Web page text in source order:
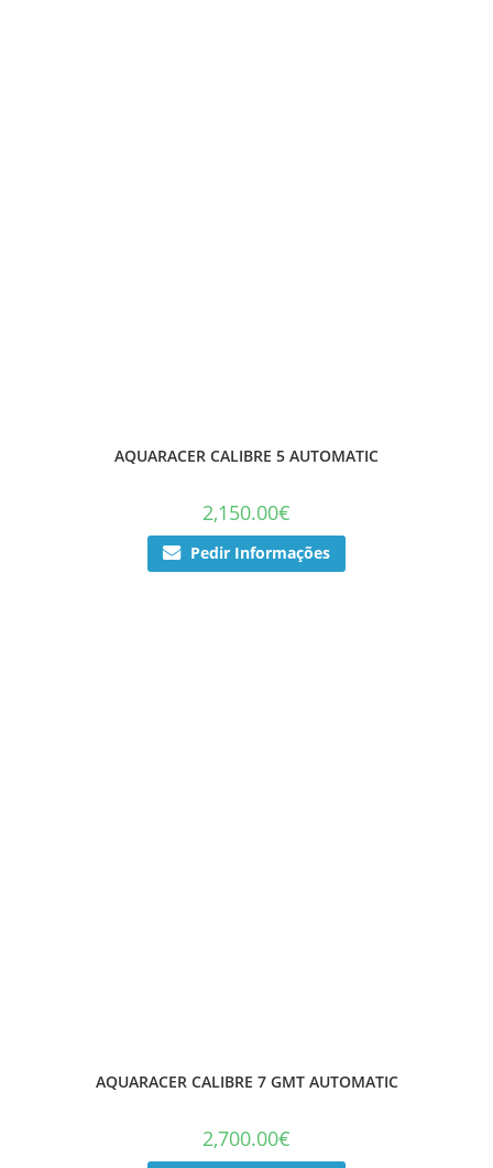
AQUARACER CALIBRE 5 AUTOMATIC
2,150.00€
Pedir Informações
AQUARACER CALIBRE 7 GMT AUTOMATIC
2,700.00€